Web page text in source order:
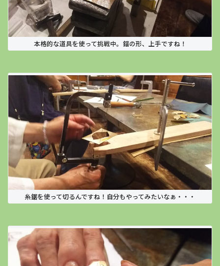
本格的な道具を使って挑戦中。錨の形、上手ですね！
糸鋸を使って切るんですね！自分もやってみたいなぁ・・・